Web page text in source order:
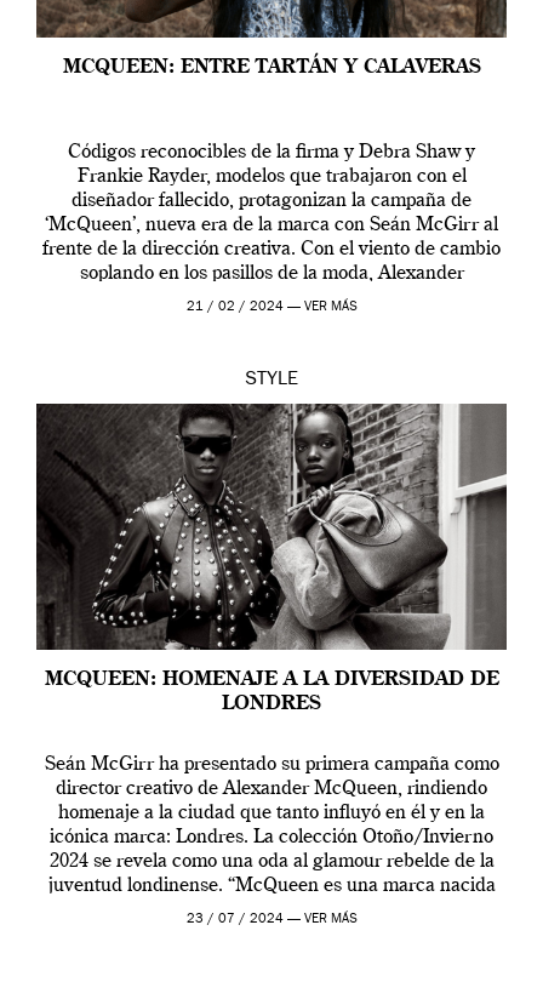
MCQUEEN: ENTRE TARTÁN Y CALAVERAS
Códigos reconocibles de la firma y Debra Shaw y
Frankie Rayder, modelos que trabajaron con el
diseñador fallecido, protagonizan la campaña de
‘McQueen’, nueva era de la marca con Seán McGirr al
frente de la dirección creativa. Con el viento de cambio
soplando en los pasillos de la moda, Alexander
McQueen se prepara para una […]
21 / 02 / 2024 — VER MÁS
STYLE
MCQUEEN: HOMENAJE A LA DIVERSIDAD DE
LONDRES
Seán McGirr ha presentado su primera campaña como
director creativo de Alexander McQueen, rindiendo
homenaje a la ciudad que tanto influyó en él y en la
icónica marca: Londres. La colección Otoño/Invierno
2024 se revela como una oda al glamour rebelde de la
juventud londinense. “McQueen es una marca nacida
en Londres y siempre ha […]
23 / 07 / 2024 — VER MÁS